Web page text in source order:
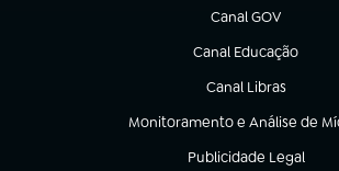
Canal GOV
(abre em nova aba)
Canal Educação
(abre em nova aba)
Canal Libras
(abre em nova aba)
Monitoramento e Análise de
(abre em nova aba)
Publicidade Legal
(abre em nova aba)